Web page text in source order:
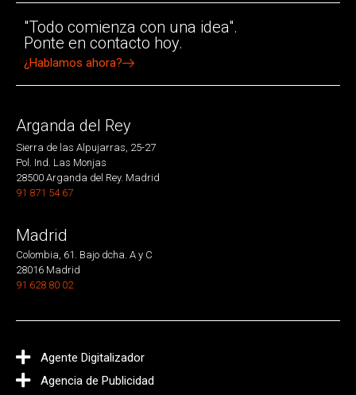
"Todo comienza con una idea".
Ponte en contacto hoy.
¿Hablamos ahora?
Arganda del Rey
Sierra de las Alpujarras, 25-27
Pol. Ind. Las Monjas
28500 Arganda del Rey. Madrid
91 871 54 67
Madrid
Colombia, 61. Bajo dcha. A y C
28016 Madrid
91 628 80 02
Agente Digitalizador
Agencia de Publicidad